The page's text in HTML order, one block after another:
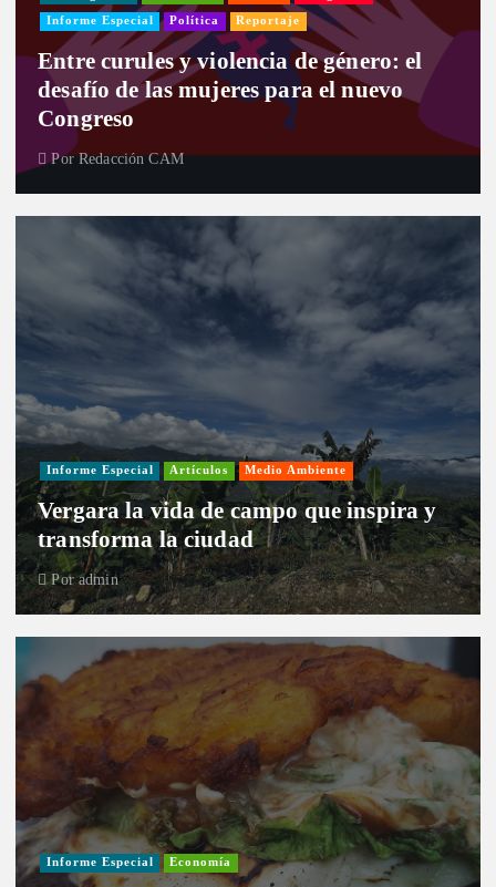
Informe Especial Política Reportaje
Entre curules y violencia de género: el
desafío de las mujeres para el nuevo
Congreso
PorRedacción CAM
Informe Especial Artículos Medio Ambiente
Vergara la vida de campo que inspira y
transforma la ciudad
Poradmin
Informe Especial Economía